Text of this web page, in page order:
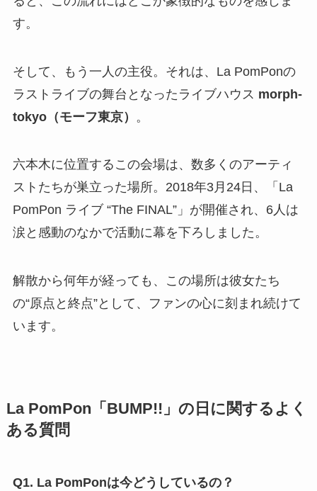
B’z、ZARD、WANDS、DEENといったメガヒット
た。La PomPonは、そのビーイングが「新時代の
象徴」として育てたガールズグループ。
らぬ存在だったのです。
また、記念日として「BUMP!!」の発売日を登録し
たのもビーイングの主導によるもの。このような
れた特別なグループだったことがわかります。
2023年4月4日、ビーイングは株式会社B
La PomPonという存在もまた、「新しい時代の幕
開け」として生まれたグループだったことを考え
す。